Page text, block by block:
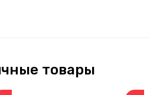
товары